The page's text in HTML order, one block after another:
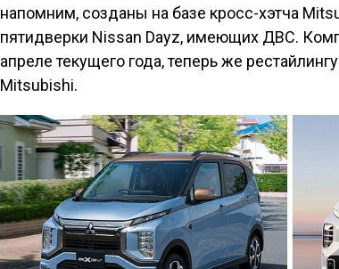
напомним, созданы на базе кросс-хэтча
пятидверки Nissan Dayz, имеющих ДВС.
апреле текущего года, теперь же
Mitsubishi.